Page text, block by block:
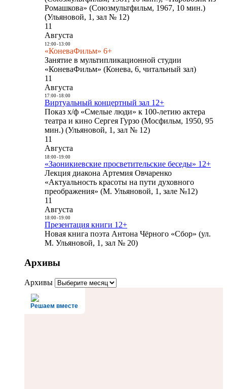
Ромашкова» (Союзмультфильм, 1967, 10 мин.)
(Ульяновой, 1, зал № 12)
11
Августа
12:00- 13:00
«КоневаФильм» 6+
Занятие в мультипликационной студии
«КоневаФильм» (Конева, 6, читальный зал)
11
Августа
17:00- 18:00
Виртуальный концертный зал 12+
Показ х/ф «Смелые люди» к 100-летию актера
театра и кино Сергея Гурзо (Мосфильм, 1950, 95
мин.) (Ульяновой, 1, зал № 12)
11
Августа
18:00- 19:00
«Заоникиевские просветительские беседы» 12+
Лекция диакона Артемия Овчаренко
«Актуальность красоты на пути духовного
преображения» (М. Ульяновой, 1, зале №12)
11
Августа
18:00- 19:00
Презентация книги 12+
Новая книга поэта Антона Чёрного «Сбор» (ул.
М. Ульяновой, 1, зал № 20)
Архивы
Архивы
Решаем вместе